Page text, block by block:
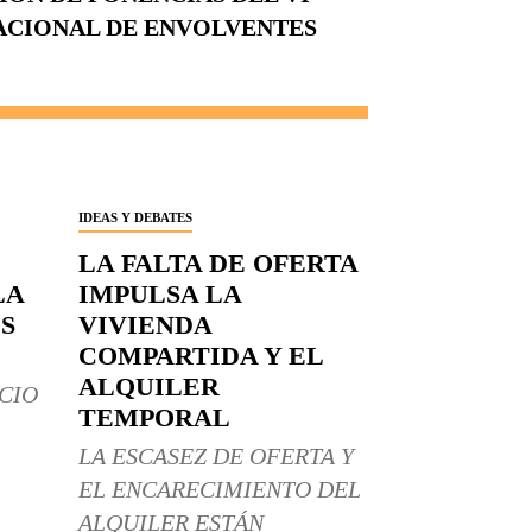
DE ENVOLVENTES
IDEAS Y DEBATES
LA FALTA DE OFERTA
IMPULSA LA
VIVIENDA
COMPARTIDA Y EL
ALQUILER
TEMPORAL
LA ESCASEZ DE OFERTA Y
EL ENCARECIMIENTO DEL
ALQUILER ESTÁN